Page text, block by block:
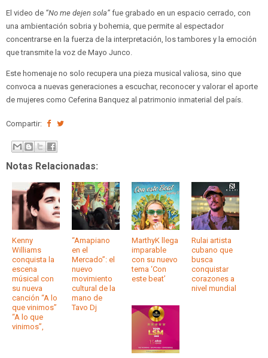
El video de “No me dejen sola” fue grabado en un espacio cerrado, con
una ambientación sobria y bohemia, que permite al espectador
concentrarse en la fuerza de la interpretación, los tambores y la emoción
que transmite la voz de Mayo Junco.
Este homenaje no solo recupera una pieza musical valiosa, sino que
convoca a nuevas generaciones a escuchar, reconocer y valorar el aporte
de mujeres como Ceferina Banquez al patrimonio inmaterial del país.
Compartir:
Notas Relacionadas:
Kenny
Williams
conquista la
escena
músical con
su nueva
canción “A lo
que vinimos”
“A lo que
vinimos”,
“Amapiano
en el
Mercado”: el
nuevo
movimiento
cultural de la
mano de
Tavo Dj
MarthyK llega
imparable
con su nuevo
tema ‘Con
este beat’
Rulai artista
cubano que
busca
conquistar
corazones a
nivel mundial